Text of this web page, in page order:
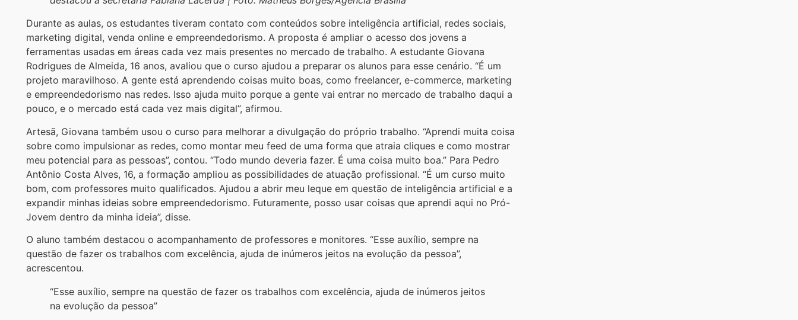
Durante as aulas, os estudantes tiveram contato com conteúdos sobre inteligência artificial, redes sociais,
marketing digital, venda online e empreendedorismo. A proposta é ampliar o acesso dos jovens a
ferramentas usadas em áreas cada vez mais presentes no mercado de trabalho. A estudante Giovana
Rodrigues de Almeida, 16 anos, avaliou que o curso ajudou a preparar os alunos para esse cenário. “É um
projeto maravilhoso. A gente está aprendendo coisas muito boas, como freelancer, e-commerce, marketing
e empreendedorismo nas redes. Isso ajuda muito porque a gente vai entrar no mercado de trabalho daqui a
pouco, e o mercado está cada vez mais digital”, afirmou.
Artesã, Giovana também usou o curso para melhorar a divulgação do próprio trabalho. “Aprendi muita coisa
sobre como impulsionar as redes, como montar meu feed de uma forma que atraia cliques e como mostrar
meu potencial para as pessoas”, contou. “Todo mundo deveria fazer. É uma coisa muito boa.” Para Pedro
Antônio Costa Alves, 16, a formação ampliou as possibilidades de atuação profissional. “É um curso muito
bom, com professores muito qualificados. Ajudou a abrir meu leque em questão de inteligência artificial e a
expandir minhas ideias sobre empreendedorismo. Futuramente, posso usar coisas que aprendi aqui no Pró-
Jovem dentro da minha ideia”, disse.
O aluno também destacou o acompanhamento de professores e monitores. “Esse auxílio, sempre na
questão de fazer os trabalhos com excelência, ajuda de inúmeros jeitos na evolução da pessoa”,
acrescentou.
“Esse auxílio, sempre na questão de fazer os trabalhos com excelência, ajuda de inúmeros jeitos
na evolução da pessoa”